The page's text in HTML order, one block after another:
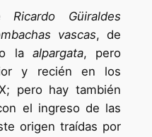
Ricardo Güiraldes
vascas, de
la alpargata, pero
y recién en los
pero hay también
el ingreso de las
origen traídas por